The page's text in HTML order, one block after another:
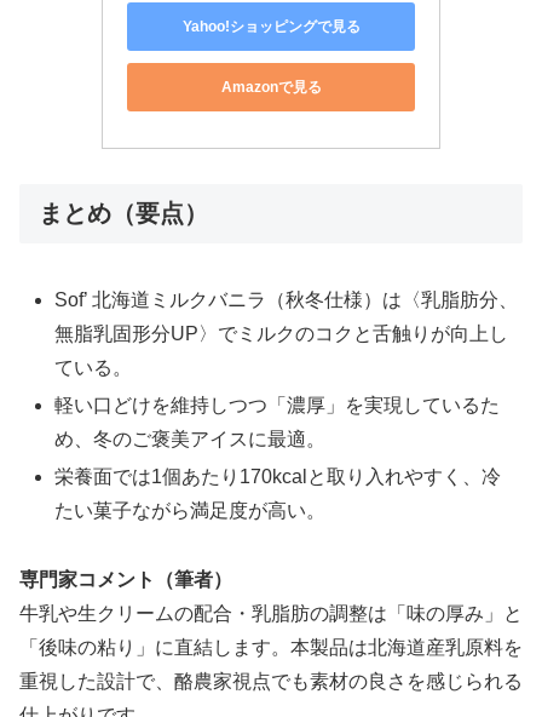
Yahoo!ショッピングで見る
Amazonで見る
まとめ（要点）
Sof’ 北海道ミルクバニラ（秋冬仕様）は〈乳脂肪分、
無脂乳固形分UP〉でミルクのコクと舌触りが向上し
ている。
軽い口どけを維持しつつ「濃厚」を実現しているた
め、冬のご褒美アイスに最適。
栄養面では1個あたり170kcalと取り入れやすく、冷
たい菓子ながら満足度が高い。
専門家コメント（筆者）
牛乳や生クリームの配合・乳脂肪の調整は「味の厚み」と
「後味の粘り」に直結します。本製品は北海道産乳原料を
重視した設計で、酪農家視点でも素材の良さを感じられる